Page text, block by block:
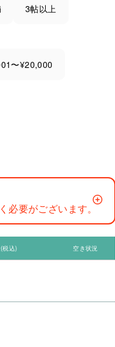
3帖以上
〜¥20,000
必要がございます。
税込) 空き状況